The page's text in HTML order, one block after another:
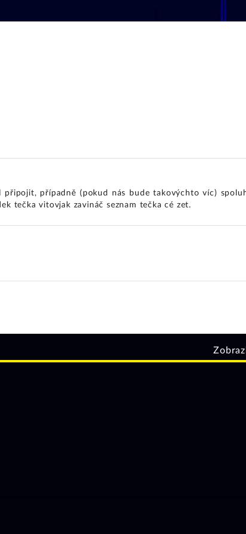
případně (pokud nás bude takovýchto víc)
tečka vitovjak zavináč seznam tečka cé zet.